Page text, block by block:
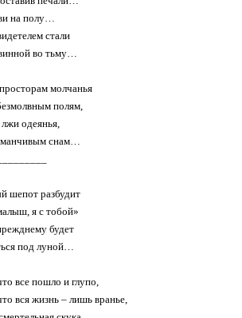
на полу…
стали
во тьму…
молчанья
полям,
одеянья,
снам…
шепот разбудит
я с тобой»
будет
под луной…
все пошло и глупо,
вся жизнь – лишь вранье,